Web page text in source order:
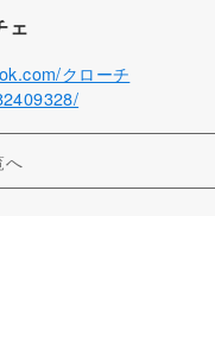
ェ
クローチ
へ